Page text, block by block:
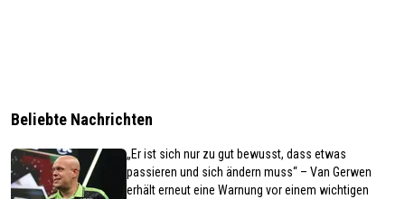
Beliebte Nachrichten
„Er ist sich nur zu gut bewusst, dass etwas
passieren und sich ändern muss“ – Van Gerwen
erhält erneut eine Warnung vor einem wichtigen